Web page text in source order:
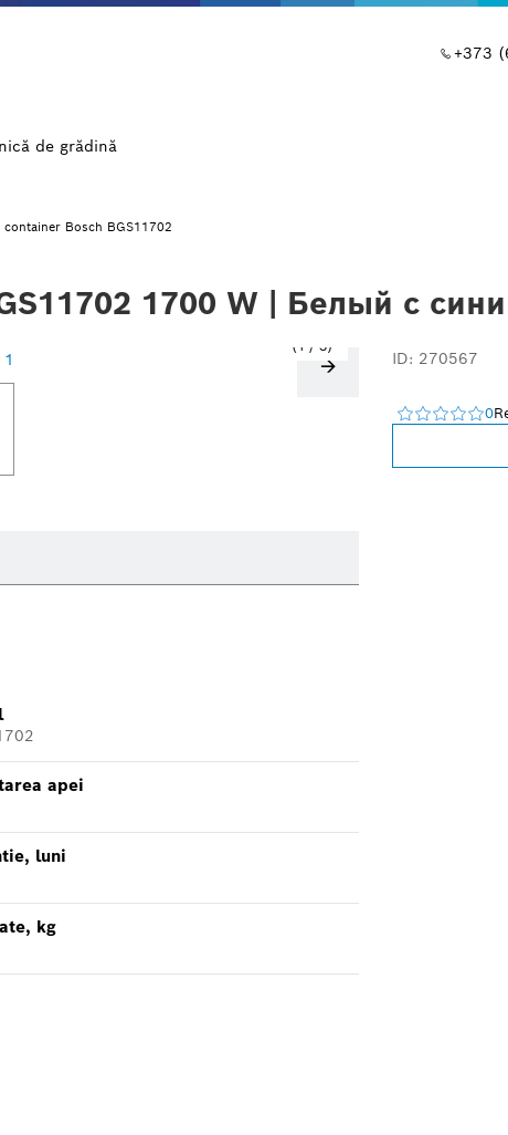
+373
de grădină
Bosch BGS11702
1700 W | Белый с
1 / 3
ID: 270567
0
apei
luni
kg